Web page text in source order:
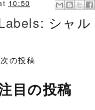
10:50
シャ
次の投稿
目の投稿